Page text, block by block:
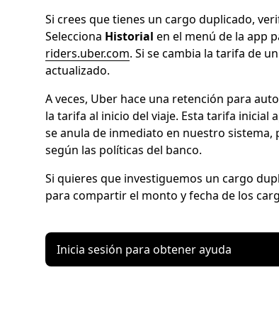
Si crees que tienes un cargo duplicado,
Selecciona Historial en el menú de la app
riders.uber.com. Si se cambia la tarifa de
actualizado.
A veces, Uber hace una retención para
la tarifa al inicio del viaje. Esta tarifa inicial
se anula de inmediato en nuestro
según las políticas del banco.
Si quieres que investiguemos un cargo
para compartir el monto y fecha de los
Inicia sesión para obtener ayuda